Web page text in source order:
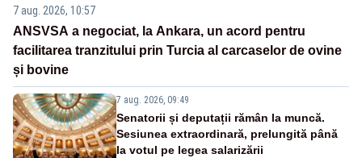
7 aug. 2026, 10:57
ANSVSA a negociat, la Ankara, un acord pentru
facilitarea tranzitului prin Turcia al carcaselor de ovine
și bovine
7 aug. 2026, 09:49
Senatorii și deputații rămân la muncă.
Sesiunea extraordinară, prelungită până
la votul pe legea salarizării